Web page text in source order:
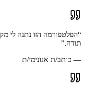
“הפלטפורמה הזו נתנה לי
תודה.”
— כותב/ת אנונימי/ת